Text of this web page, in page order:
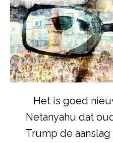
Het is goed
Netanyahu dat
Trump de